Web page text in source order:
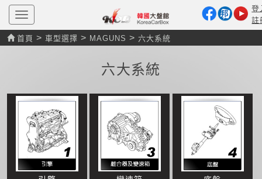
T
o
g
g
i
登
註
首頁 > 車型選擇 > MAGUNS > 六大系統
六大系統